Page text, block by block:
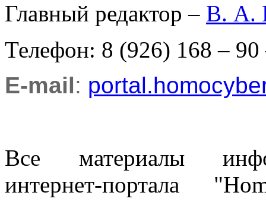
Главный редактор – В. А.
Телефон: 8 (926) 168 – 90
E-mail:
Все материалы
интернет-портала